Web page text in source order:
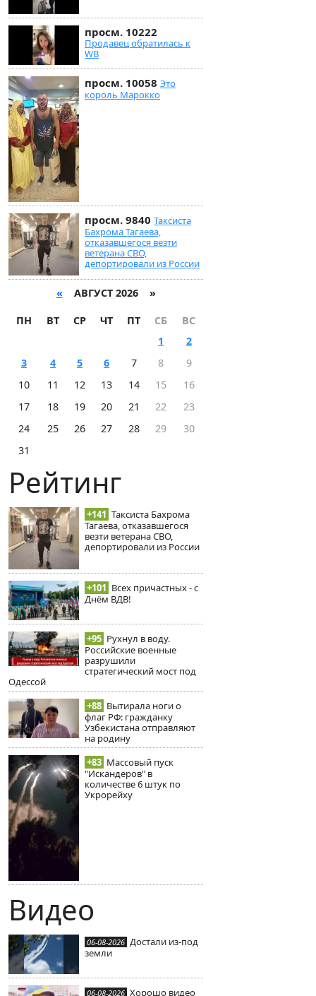
просм. 10222
Продавец обратилась к
WB
просм. 10058 Это
король Марокко
просм. 9840 Таксиста
Бахрома Тагаева,
отказавшегося везти
ветерана СВО,
депортировали из России
« АВГУСТ 2026 »
ПН ВТ СР ЧТ ПТ СБ
ВС
1
2
3
4 5 6 7 8
9
10
11 12 13 14 15
16
17
18 19 20 21 22
23
24
25 26 27 28 29
30
31
Рейтинг
+141 Таксиста Бахрома
Тагаева, отказавшегося
везти ветерана СВО,
депортировали из России
+101 Всех причастных - с
Днём ВДВ!
+95 Рухнул в воду.
Российские военные
разрушили
стратегический мост под
Одессой
+88 Вытирала ноги о
флаг РФ: гражданку
Узбекистана отправляют
на родину
+83 Массовый пуск
"Искандеров" в
количестве 6 штук по
Укрорейху
Видео
06-08-2026 Достали из-под
земли
06-08-2026 Хорошо видео